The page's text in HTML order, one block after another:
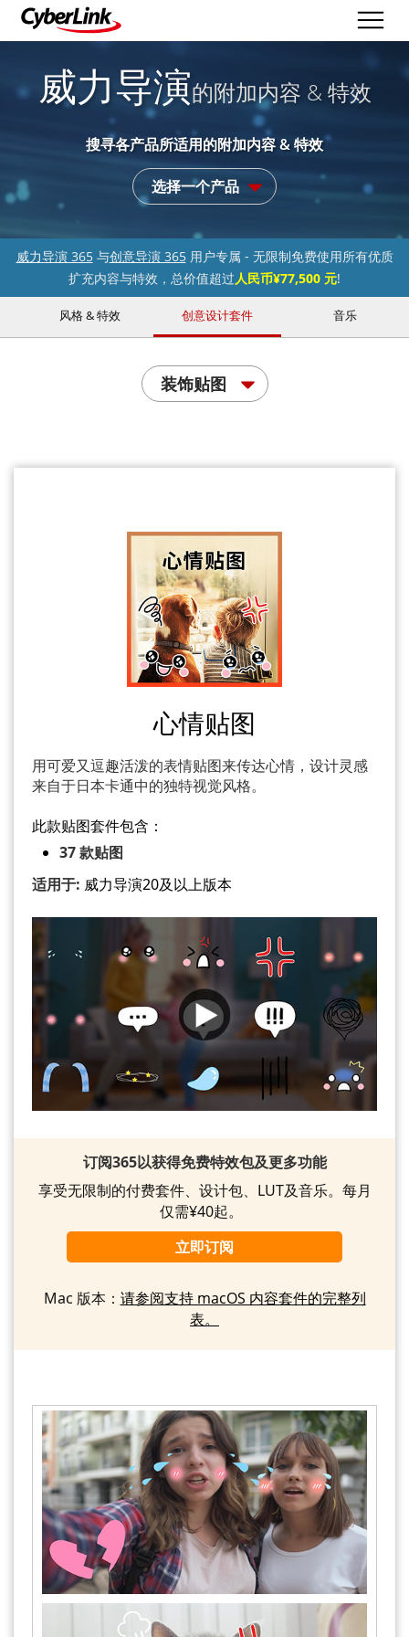
威力导演的附加内容 & 特效
搜寻各产品所适用的附加内容 & 特效
选择一个产品
威力导演 365与创意导演 365用户专属 - 无限制免费使用所有优质
扩充内容与特效，总价值超过人民币¥77,500 元!
风格 & 特效 创意设计套件 音乐
装饰贴图
心情贴图
用可爱又逗趣活泼的表情贴图来传达心情，设计灵感
来自于日本卡通中的独特视觉风格。
此款贴图套件包含：
37 款贴图
适用于: 威力导演20及以上版本
订阅365以获得免费特效包及更多功能
享受无限制的付费套件、设计包、LUT及音乐。每月
仅需¥40起。
立即订阅
Mac 版本： 请参阅支持 macOS 内容套件的完整列
表。